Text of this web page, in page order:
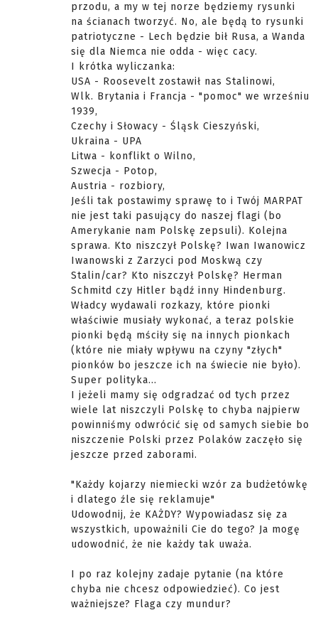
przodu, a my w tej norze będziemy rysunki
na ścianach tworzyć. No, ale będą to rysunki
patriotyczne - Lech będzie bił Rusa, a Wanda
się dla Niemca nie odda - więc cacy.
I krótka wyliczanka:
USA - Roosevelt zostawił nas Stalinowi,
Wlk. Brytania i Francja - "pomoc" we wrześniu
1939,
Czechy i Słowacy - Śląsk Cieszyński,
Ukraina - UPA
Litwa - konflikt o Wilno,
Szwecja - Potop,
Austria - rozbiory,
Jeśli tak postawimy sprawę to i Twój MARPAT
nie jest taki pasujący do naszej flagi (bo
Amerykanie nam Polskę zepsuli). Kolejna
sprawa. Kto niszczył Polskę? Iwan Iwanowicz
Iwanowski z Zarzyci pod Moskwą czy
Stalin/car? Kto niszczył Polskę? Herman
Schmitd czy Hitler bądź inny Hindenburg.
Władcy wydawali rozkazy, które pionki
właściwie musiały wykonać, a teraz polskie
pionki będą mściły się na innych pionkach
(które nie miały wpływu na czyny "złych"
pionków bo jeszcze ich na świecie nie było).
Super polityka...
I jeżeli mamy się odgradzać od tych przez
wiele lat niszczyli Polskę to chyba najpierw
powinniśmy odwrócić się od samych siebie bo
niszczenie Polski przez Polaków zaczęło się
jeszcze przed zaborami.
"Każdy kojarzy niemiecki wzór za budżetówkę
i dlatego źle się reklamuje"
Udowodnij, że KAŻDY? Wypowiadasz się za
wszystkich, upoważnili Cie do tego? Ja mogę
udowodnić, że nie każdy tak uważa.
I po raz kolejny zadaje pytanie (na które
chyba nie chcesz odpowiedzieć). Co jest
ważniejsze? Flaga czy mundur?